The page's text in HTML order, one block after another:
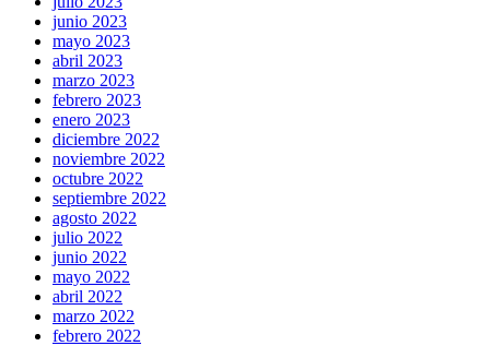
junio 2023
mayo 2023
abril 2023
marzo 2023
febrero 2023
enero 2023
diciembre 2022
noviembre 2022
octubre 2022
septiembre 2022
agosto 2022
julio 2022
junio 2022
mayo 2022
abril 2022
marzo 2022
febrero 2022